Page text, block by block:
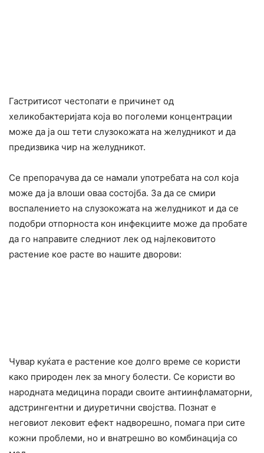
Гастритисот честопати е причинет од
хеликобактеријата која во поголеми концентрации
може да ја ош тети слузокожата на желудникот и да
предизвика чир на желудникот.
Се препорачува да се намали употребата на сол која
може да ја влоши оваа состојба. За да се смири
воспалението на слузокожата на желудникот и да се
подобри отпорноста кон инфекциите може да пробате
да го направите следниот лек од најлековитото
растение кое расте во нашите дворови:
Чувар куќата е растение кое долго време се користи
како природен лек за многу болести. Се користи во
народната медицина поради своите антиинфламаторни,
адстрингентни и диуретични својства. Познат е
неговиот лековит ефект надворешно, помага при сите
кожни проблеми, но и внатрешно во комбинација со